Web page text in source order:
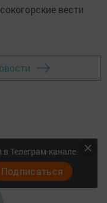
вести
Телеграм-канале
Подписаться